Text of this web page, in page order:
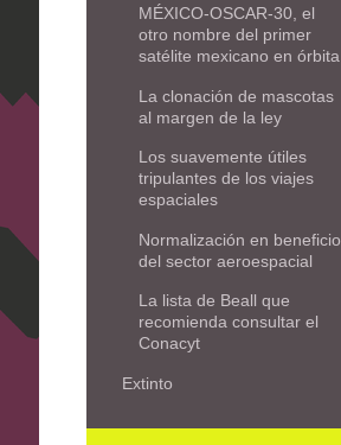
MÉXICO-OSCAR-30, el
otro nombre del primer
satélite mexicano en órbita
La clonación de mascotas
al margen de la ley
Los suavemente útiles
tripulantes de los viajes
espaciales
Normalización en beneficio
del sector aeroespacial
La lista de Beall que
recomienda consultar el
Conacyt
Extinto